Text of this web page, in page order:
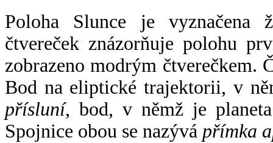
Poloha Slunce je vyznačena
čtvereček znázorňuje polohu
zobrazeno modrým čtverečkem.
Bod na eliptické trajektorii, v
přísluní, bod, v němž je
Spojnice obou se nazývá přímka